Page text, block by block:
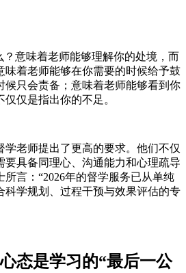
？意味着老师能够理解你的处境，而
味着老师能够在你需要的时候给予鼓
候只会责备；意味着老师能够看到你
仅是指出你的不足。
学老师提出了更高的要求。他们不仅
要具备同理心、沟通能力和心理疏导
言：“2026年的督学服务已从单纯
科学规划、过程干预与效果评估的专
态是学习的“最后一公